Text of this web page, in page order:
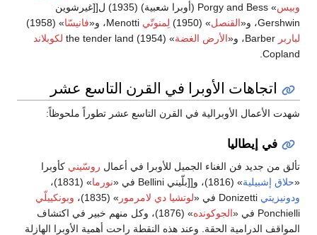
وبيس
» Porgy and Bess (أوبرا شعبية) (1935) ل[[غيرشوين
Gershwin، و«
القنصل» (1950) لِمنوتّي فانيسّا» (1958)
لباربر
الأرض الغضة» the tender land (1954)
لكوبلاند
Copland.
اتجاهات الأوبرا في القرن التاسع عشر
شهدت الأعمال الأوبرالية في القرن التاسع عشر تطوراً ملحوظاً:
في إيطاليا
تألق من جديد فن الغناء الجميل للأوبرا في أعمال روسّيني كأوبرا
«حلاق إشبيلية» (1816)، و[[بلّيني Bellini في « نورما» (1831)،
ودونيزيتي
لوتشيا دي لامرمور » (1835)،
وبونكييلّي
Ponchielli في «
الجوكونده
» (1876)، وكل منهم خبير في اكتشاف
المواقف الدرامية الحقة. وعند هذه النقطة راحت أهمية الأوبرا الهازلة